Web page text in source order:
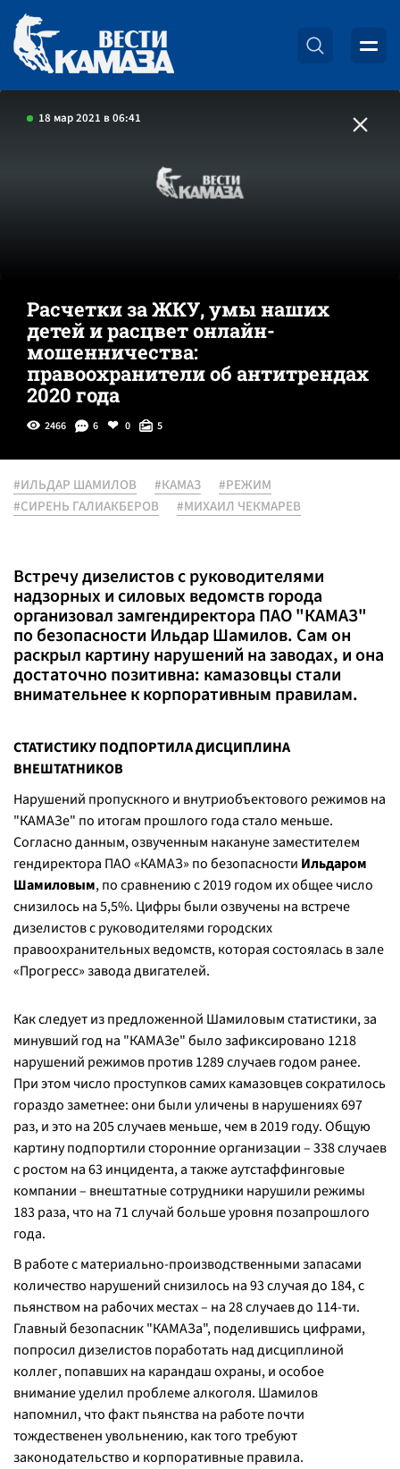
18 мар 2021 в 06:41
Расчетки за ЖКУ, умы наших
детей и расцвет онлайн-
мошенничества:
правоохранители об антитрендах
2020 года
2466 6 0 5
#ИЛЬДАР ШАМИЛОВ #КАМАЗ
#РЕЖИМ
#СИРЕНЬ ГАЛИАКБЕРОВ
#МИХАИЛ ЧЕКМАРЕВ
Встречу дизелистов с руководителями
надзорных и силовых ведомств города
организовал замгендиректора ПАО "КАМАЗ"
по безопасности Ильдар Шамилов. Сам он
раскрыл картину нарушений на заводах, и она
достаточно позитивна: камазовцы стали
внимательнее к корпоративным правилам.
СТАТИСТИКУ ПОДПОРТИЛА ДИСЦИПЛИНА
ВНЕШТАТНИКОВ
Нарушений пропускного и внутриобъектового режимов на
"КАМАЗе" по итогам прошлого года стало меньше.
Согласно данным, озвученным накануне заместителем
гендиректора ПАО «КАМАЗ» по безопасности Ильдаром
Шамиловым, по сравнению с 2019 годом их общее число
снизилось на 5,5%. Цифры были озвучены на встрече
дизелистов с руководителями городских
правоохранительных ведомств, которая состоялась в зале
«Прогресс» завода двигателей.
Как следует из предложенной Шамиловым статистики, за
минувший год на "КАМАЗе" было зафиксировано 1218
нарушений режимов против 1289 случаев годом ранее.
При этом число проступков самих камазовцев сократилось
гораздо заметнее: они были уличены в нарушениях 697
раз, и это на 205 случаев меньше, чем в 2019 году. Общую
картину подпортили сторонние организации – 338 случаев
с ростом на 63 инцидента, а также аутстаффинговые
компании – внештатные сотрудники нарушили режимы
183 раза, что на 71 случай больше уровня позапрошлого
года.
В работе с материально-производственными запасами
количество нарушений снизилось на 93 случая до 184, с
пьянством на рабочих местах – на 28 случаев до 114-ти.
Главный безопасник "КАМАЗа", поделившись цифрами,
попросил дизелистов поработать над дисциплиной
коллег, попавших на карандаш охраны, и особое
внимание уделил проблеме алкоголя. Шамилов
напомнил, что факт пьянства на работе почти
тождественен увольнению, как того требуют
законодательство и корпоративные правила.